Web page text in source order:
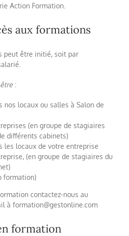
Action Formation
aux formations
peut être initié, soit par
:
nos locaux ou salles à Salon de
(en groupe de stagiaires
différents cabinets)
les locaux de votre entreprise
(en groupe de stagiaires du
formation)
contactez-nous au
à formation@gestonline.com
formation